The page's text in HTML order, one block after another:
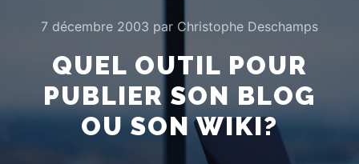
7 décembre 2003 par Christophe Deschamps
QUEL OUTIL POUR
PUBLIER SON BLOG
OU SON WIKI?